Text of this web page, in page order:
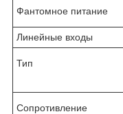
Фантомное питание
Линейные входы
Тип
Сопротивление